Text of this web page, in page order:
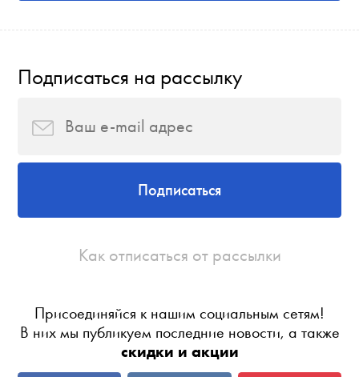
Подписаться на рассылку
Подписаться
Как отписаться от рассылки
Присоединяйся к нашим социальным сетям!
В них мы публикуем последние новости, а также
скидки и акции